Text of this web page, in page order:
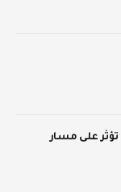
على مسار